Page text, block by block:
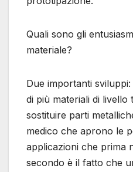
Quali sono gli
materiale?
Due importanti sviluppi:
di più materiali di livello
sostituire parti
medico che aprono le
applicazioni che prima
secondo è il fatto che